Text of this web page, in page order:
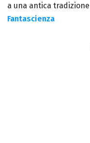
a una antica
Fantascienza